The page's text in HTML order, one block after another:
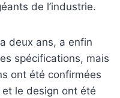
de l’industrie.
deux ans, a enfin
spécifications, mais
ont été confirmées
le design ont été